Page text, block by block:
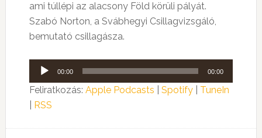
ami túllépi az alacsony Föld körüli pályát.
Szabó Norton, a Svábhegyi Csillagvizsgáló,
bemutató csillagásza.
Audió
lejátszó
00:00 00:00
Feliratkozás: Apple Podcasts Spotify| TuneIn
RSS